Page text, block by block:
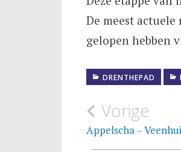
De meest
gelopen hebben
DRENTHEPAD
Bericht
navigatie
Vorige
Appelscha –